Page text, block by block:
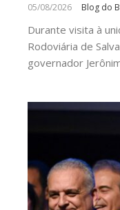
05/08/2026 Blog do
Durante visita à
Rodoviária de
governador